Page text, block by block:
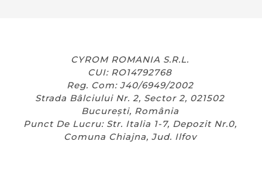
CYROM ROMANIA S.R.L.
CUI: RO14792768
Reg. Com: J40/6949/2002
Strada Bâlciului Nr. 2, Sector 2, 021502
București, România
Punct De Lucru: Str. Italia 1-7, Depozit Nr.0,
Comuna Chiajna, Jud. Ilfov